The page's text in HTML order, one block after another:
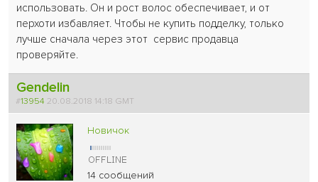
использовать. Он и рост волос обеспечивает, и от
перхоти избавляет. Чтобы не купить подделку, только
лучше сначала через этот сервис продавца
проверяйте.
Gendelin
#13954 20.08.2018 14:18 GMT
Новичок
14 сообщений